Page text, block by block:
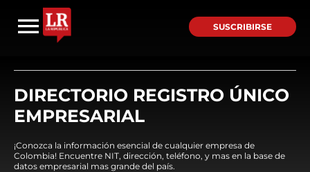
SUSCRIBIRSE
DIRECTORIO REGISTRO ÚNICO
EMPRESARIAL
¡Conozca la información esencial de cualquier empresa de
Colombia! Encuentre NIT, dirección, teléfono, y mas en la base de
datos empresarial mas grande del país.